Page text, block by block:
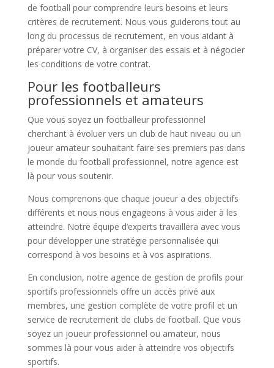
de football pour comprendre leurs besoins et leurs
critères de recrutement. Nous vous guiderons tout au
long du processus de recrutement, en vous aidant à
préparer votre CV, à organiser des essais et à négocier
les conditions de votre contrat.
Pour les footballeurs
professionnels et amateurs
Que vous soyez un footballeur professionnel
cherchant à évoluer vers un club de haut niveau ou un
joueur amateur souhaitant faire ses premiers pas dans
le monde du football professionnel, notre agence est
là pour vous soutenir.
Nous comprenons que chaque joueur a des objectifs
différents et nous nous engageons à vous aider à les
atteindre. Notre équipe d’experts travaillera avec vous
pour développer une stratégie personnalisée qui
correspond à vos besoins et à vos aspirations.
En conclusion, notre agence de gestion de profils pour
sportifs professionnels offre un accès privé aux
membres, une gestion complète de votre profil et un
service de recrutement de clubs de football. Que vous
soyez un joueur professionnel ou amateur, nous
sommes là pour vous aider à atteindre vos objectifs
sportifs.